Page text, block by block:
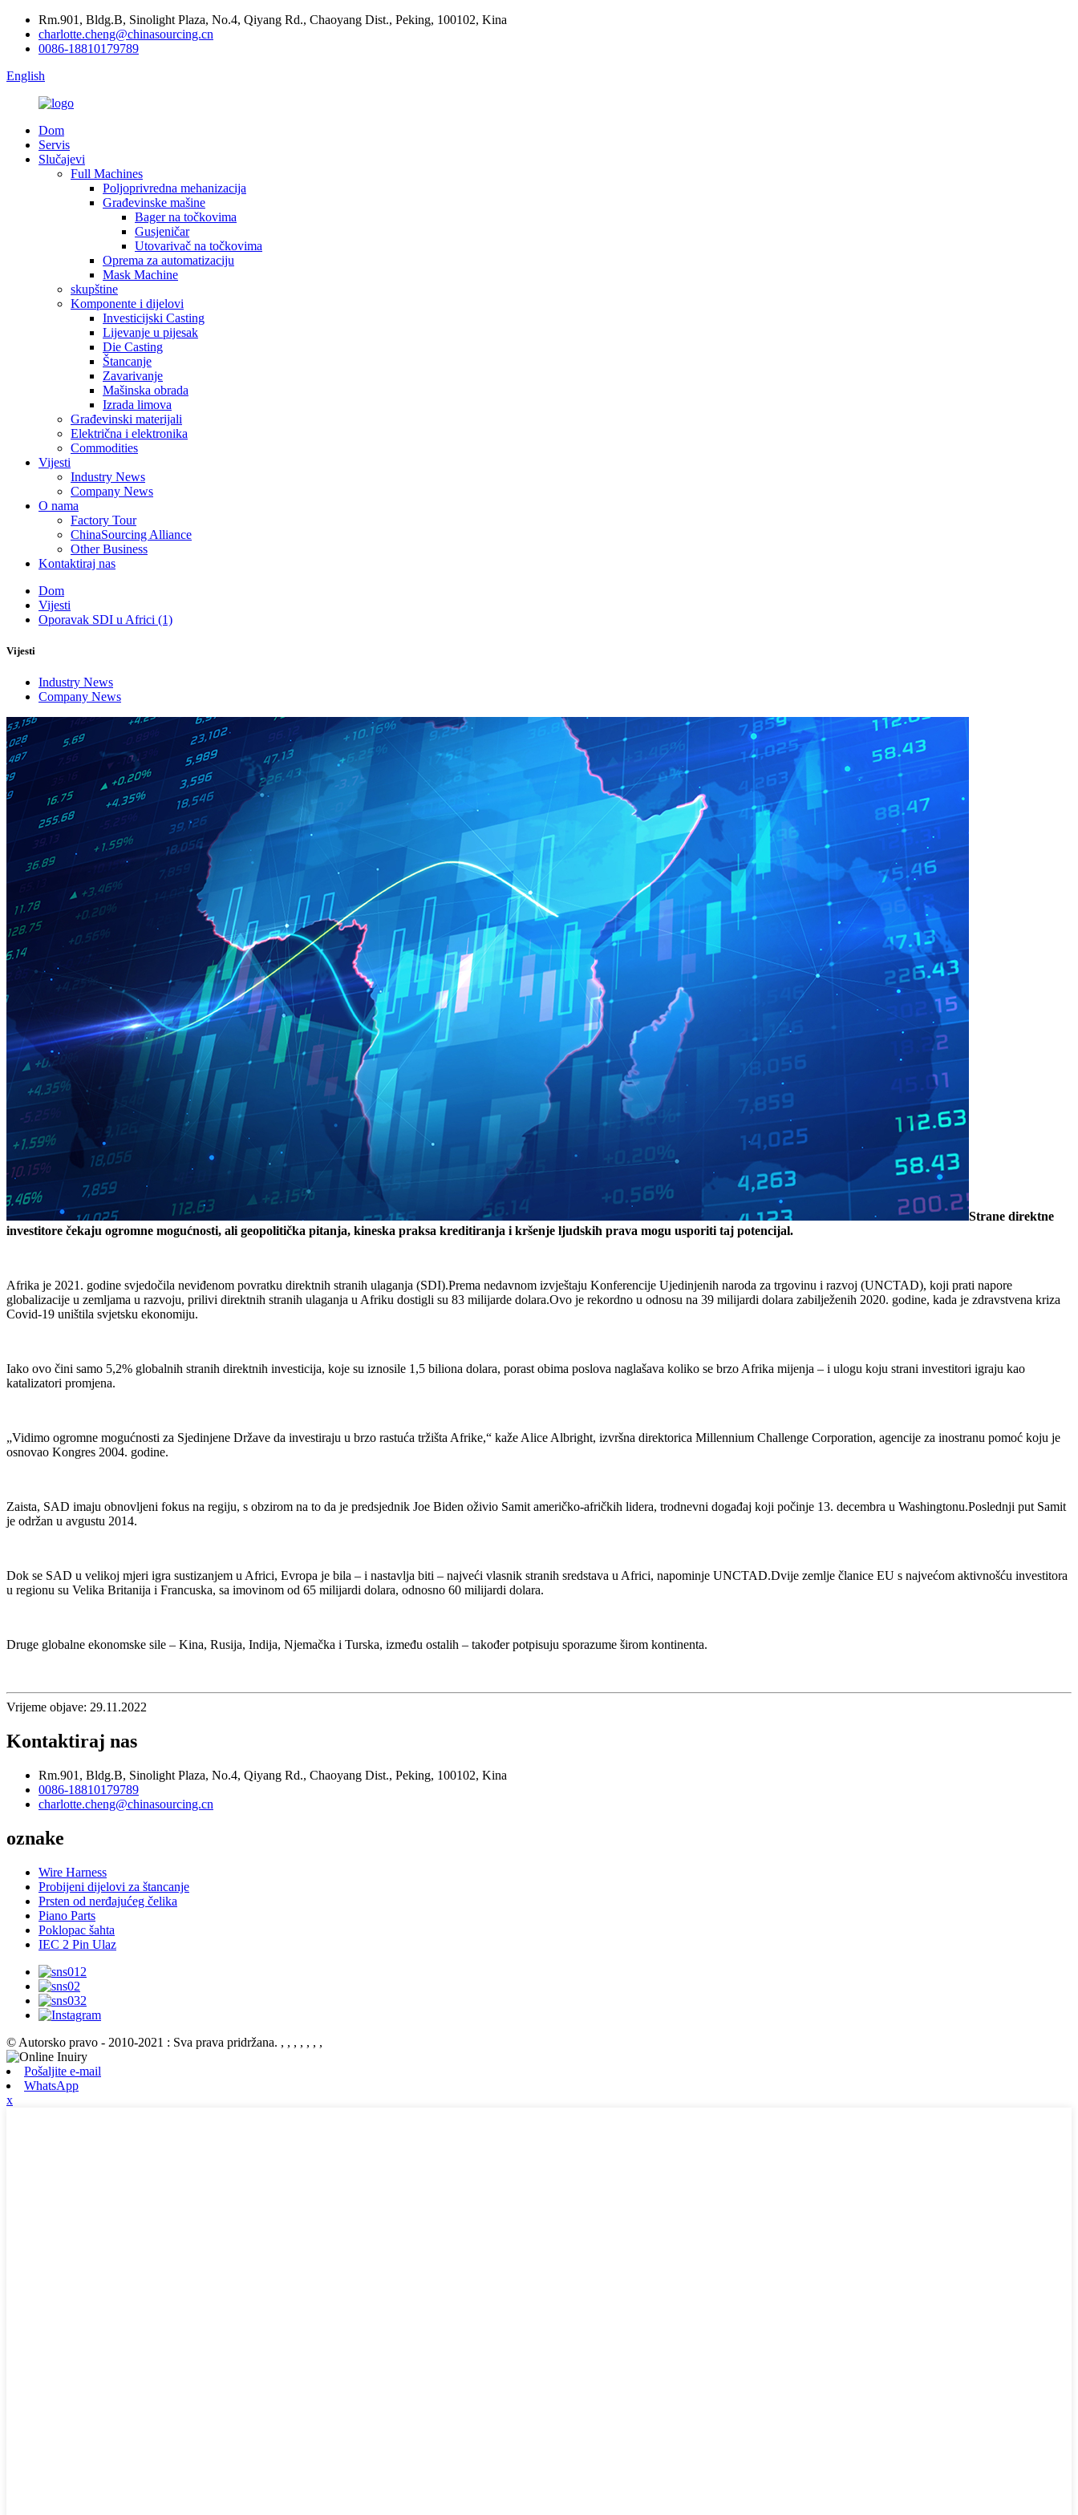
Rm.901, Bldg.B, Sinolight Plaza, No.4, Qiyang Rd., Chaoyang Dist., Peking, 100102, Kina
charlotte.cheng@chinasourcing.cn
0086-18810179789
English
Dom
Servis
Slučajevi
Full Machines
Poljoprivredna mehanizacija
Građevinske mašine
Bager na točkovima
Gusjeničar
Utovarivač na točkovima
Oprema za automatizaciju
Mask Machine
skupštine
Komponente i dijelovi
Investicijski Casting
Lijevanje u pijesak
Die Casting
Štancanje
Zavarivanje
Mašinska obrada
Izrada limova
Građevinski materijali
Električna i elektronika
Commodities
Vijesti
Industry News
Company News
O nama
Factory Tour
ChinaSourcing Alliance
Other Business
Kontaktiraj nas
Dom
Vijesti
Oporavak SDI u Africi (1)
Vijesti
Industry News
Company News
Strane direktne
investitore čekaju ogromne mogućnosti, ali geopolitička pitanja, kineska praksa kreditiranja i kršenje ljudskih prava mogu usporiti taj potencijal.
Afrika je 2021. godine svjedočila neviđenom povratku direktnih stranih ulaganja (SDI).Prema nedavnom izvještaju Konferencije Ujedinjenih naroda za trgovinu i razvoj (UNCTAD), koji prati napore
globalizacije u zemljama u razvoju, prilivi direktnih stranih ulaganja u Afriku dostigli su 83 milijarde dolara.Ovo je rekordno u odnosu na 39 milijardi dolara zabilježenih 2020. godine, kada je zdravstvena kriza
Covid-19 uništila svjetsku ekonomiju.
Iako ovo čini samo 5,2% globalnih stranih direktnih investicija, koje su iznosile 1,5 biliona dolara, porast obima poslova naglašava koliko se brzo Afrika mijenja – i ulogu koju strani investitori igraju kao
katalizatori promjena.
„Vidimo ogromne mogućnosti za Sjedinjene Države da investiraju u brzo rastuća tržišta Afrike,“ kaže Alice Albright, izvršna direktorica Millennium Challenge Corporation, agencije za inostranu pomoć koju je
osnovao Kongres 2004. godine.
Zaista, SAD imaju obnovljeni fokus na regiju, s obzirom na to da je predsjednik Joe Biden oživio Samit američko-afričkih lidera, trodnevni događaj koji počinje 13. decembra u Washingtonu.Poslednji put Samit
je održan u avgustu 2014.
Dok se SAD u velikoj mjeri igra sustizanjem u Africi, Evropa je bila – i nastavlja biti – najveći vlasnik stranih sredstava u Africi, napominje UNCTAD.Dvije zemlje članice EU s najvećom aktivnošću investitora
u regionu su Velika Britanija i Francuska, sa imovinom od 65 milijardi dolara, odnosno 60 milijardi dolara.
Druge globalne ekonomske sile – Kina, Rusija, Indija, Njemačka i Turska, između ostalih – također potpisuju sporazume širom kontinenta.
Vrijeme objave: 29.11.2022
Kontaktiraj nas
Rm.901, Bldg.B, Sinolight Plaza, No.4, Qiyang Rd., Chaoyang Dist., Peking, 100102, Kina
0086-18810179789
charlotte.cheng@chinasourcing.cn
oznake
Wire Harness
Probijeni dijelovi za štancanje
Prsten od nerđajućeg čelika
Piano Parts
Poklopac šahta
IEC 2 Pin Ulaz
© Autorsko pravo - 2010-2021 : Sva prava pridržana. , , , , , , ,
Pošaljite e-mail
WhatsApp
x